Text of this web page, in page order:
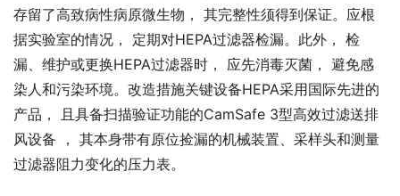
存留了高致病性病原微生物， 其完整性须得到保证。应根
据实验室的情况， 定期对HEPA过滤器检漏。此外， 检
漏、维护或更换HEPA过滤器时， 应先消毒灭菌， 避免感
染人和污染环境。改造措施关键设备HEPA采用国际先进的
产品， 且具备扫描验证功能的CamSafe 3型高效过滤送排
风设备 ， 其本身带有原位捡漏的机械装置、采样头和测量
过滤器阻力变化的压力表。